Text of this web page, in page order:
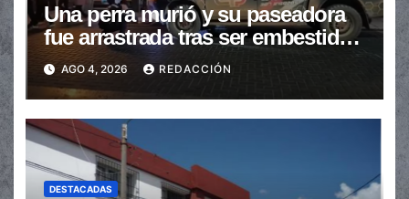
Una perra murió y su paseadora
fue arrastrada tras ser embestidas
en la senda peatonal
AGO 4, 2026 REDACCIÓN
DESTACADAS